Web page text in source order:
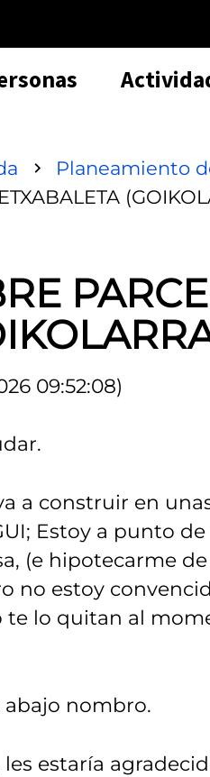
Planeamiento
09:52:08)
a construir en
Estoy a punto
(e hipotecarme
no estoy
te lo quitan al
abajo nombro.
estaría